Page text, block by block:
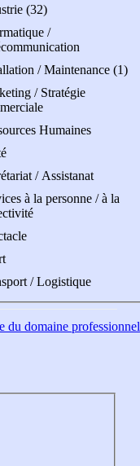
(32)
/
/ Maintenance (1)
/ Stratégie
Humaines
/ Assistanat
à la personne / à la
/ Logistique
du domaine professionnel